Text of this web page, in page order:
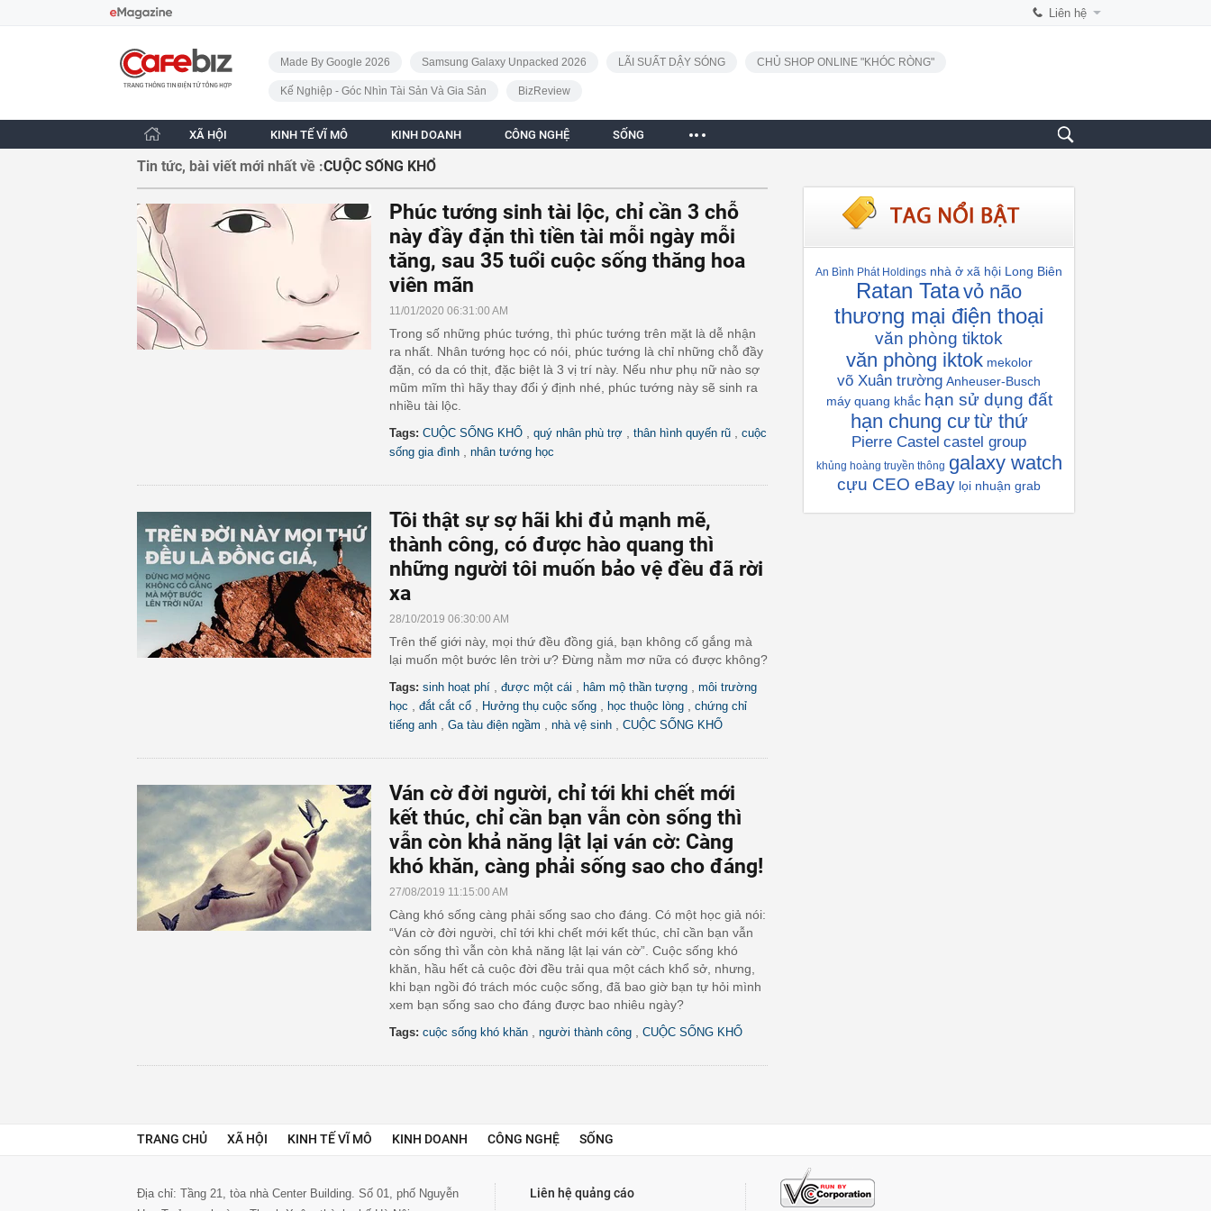
Liên hệ
CafeBiz - Trang chủ
Made By Google 2026
Samsung Galaxy Unpacked 2026 LÃI SUẤT DẬY SÓNG CHỦ SHOP ONLINE "KHÓC RÒNG"
Kế Nghiệp - Góc Nhìn Tài Sản Và Gia Sản BizReview
XÃ HỘI KINH TẾ VĨ MÔ KINH DOANH CÔNG NGHỆ SỐNG
Tin tức, bài viết mới nhất về :CUỘC SỐNG KHỔ
Phúc tướng sinh tài lộc, chỉ cần 3 chỗ
này đầy đặn thì tiền tài mỗi ngày mỗi
tăng, sau 35 tuổi cuộc sống thăng hoa
viên mãn
11/01/2020 06:31:00 AM
Trong số những phúc tướng, thì phúc tướng trên mặt là dễ nhận
ra nhất. Nhân tướng học có nói, phúc tướng là chỉ những chỗ đầy
đặn, có da có thịt, đặc biệt là 3 vị trí này. Nếu như phụ nữ nào sợ
mũm mĩm thì hãy thay đổi ý định nhé, phúc tướng này sẽ sinh ra
nhiều tài lộc.
Tags: CUỘC SỐNG KHỔ quý nhân phù trợ thân hình quyến rũ
cuộc
sống gia đình
nhân tướng học
Tôi thật sự sợ hãi khi đủ mạnh mẽ,
thành công, có được hào quang thì
những người tôi muốn bảo vệ đều đã rời
xa
28/10/2019 06:30:00 AM
Trên thế giới này, mọi thứ đều đồng giá, bạn không cố gắng mà
lại muốn một bước lên trời ư? Đừng nằm mơ nữa có được không?
Tags: sinh hoạt phí được một cái hâm mộ thần tượng
môi trường
học
đắt cắt cổ Hưởng thụ cuộc sống học thuộc lòng
chứng chỉ
tiếng anh
Ga tàu điện ngầm nhà vệ sinh CUỘC SỐNG KHỔ
Ván cờ đời người, chỉ tới khi chết mới
kết thúc, chỉ cần bạn vẫn còn sống thì
vẫn còn khả năng lật lại ván cờ: Càng
khó khăn, càng phải sống sao cho đáng!
27/08/2019 11:15:00 AM
Càng khó sống càng phải sống sao cho đáng. Có một học giả nói:
“Ván cờ đời người, chỉ tới khi chết mới kết thúc, chỉ cần bạn vẫn
còn sống thì vẫn còn khả năng lật lại ván cờ”. Cuộc sống khó
khăn, hầu hết cả cuộc đời đều trải qua một cách khổ sở, nhưng,
khi bạn ngồi đó trách móc cuộc sống, đã bao giờ bạn tự hỏi mình
xem bạn sống sao cho đáng được bao nhiêu ngày?
Tags: cuộc sống khó khăn người thành công CUỘC SỐNG KHỔ
An Bình Phát Holdings nhà ở xã hội Long Biên
Ratan Tatavỏ não
thương mại điện thoại
văn phòng tiktok
văn phòng iktok mekolor
võ Xuân trường Anheuser-Busch
máy quang khắc hạn sử dụng đất
hạn chung cư từ thứ
Pierre Castel castel group
khủng hoàng truyền thông galaxy watch
cựu CEO eBay lọi nhuận grab
TRANG CHỦ XÃ HỘI KINH TẾ VĨ MÔ KINH DOANH CÔNG NGHỆ SỐNG
Địa chỉ: Tầng 21, tòa nhà Center Building. Số 01, phố Nguyễn
Liên hệ quảng cáo